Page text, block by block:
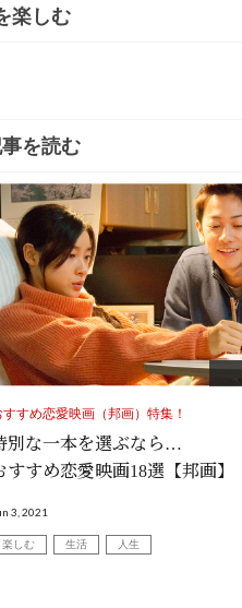
楽しむ
を読む
すすめ恋愛映画（邦画）特集！
別な一本を選ぶなら…
すすめ恋愛映画18選【邦画】
3, 2021
楽しむ 生活 人生